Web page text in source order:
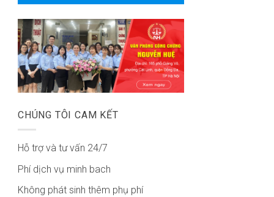
CHÚNG TÔI CAM KẾT
Hỗ trợ và tư vấn 24/7
Phí dịch vụ minh bach
Không phát sinh thêm phụ phí